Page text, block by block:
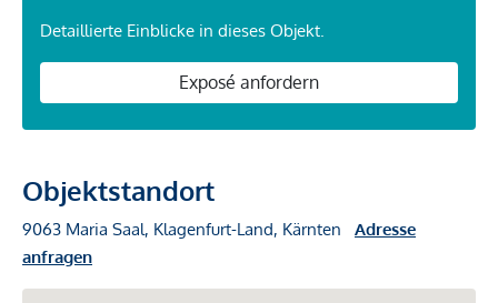
Detaillierte Einblicke in dieses Objekt.
Exposé anfordern
Objektstandort
9063 Maria Saal, Klagenfurt-Land, Kärnten
Adresse
anfragen